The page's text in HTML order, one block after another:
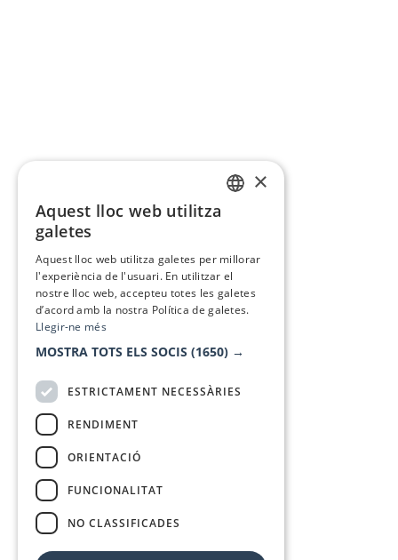
×
Aquest lloc web utilitza
galetes
Aquest lloc web utilitza galetes per millorar
l'experiència de l'usuari. En utilitzar el
nostre lloc web, accepteu totes les galetes
d’acord amb la nostra Política de galetes.
Llegir-ne més
MOSTRA TOTS ELS SOCIS (1650) →
ESTRICTAMENT NECESSÀRIES
RENDIMENT
ORIENTACIÓ
FUNCIONALITAT
NO CLASSIFICADES